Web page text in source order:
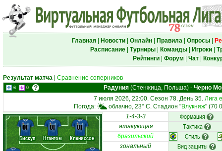
Главная| Новости| Онлайн| Правила| Опросы|
Расписание| Турниры| Команды| Игроки|
Рейтинги| Форум Чат|
Результат матча Сравнение соперников
6 0 Радуния(Стенжица, Польша)- Черно
7 июля 2026, 22:00. Сезон 78. День 35. Лига
Погода:
облачно, 23° C. Стадион "Влукняж" (70
Бискуп Нгангом Клениссон
CF CF CF
1-4-3-3 Формация
атакующая Тактика
бразильский Стиль
зональный Вид защиты